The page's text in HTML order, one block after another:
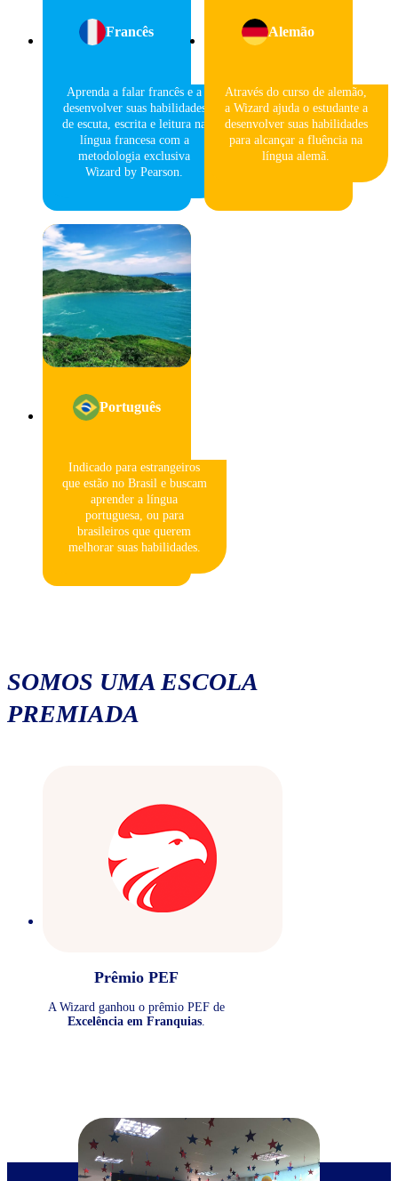
Francês
Aprenda a falar francês e a
desenvolver suas habilidades
de escuta, escrita e leitura na
língua francesa com a
metodologia exclusiva
Wizard by Pearson.
Alemão
Através do curso de alemão,
a Wizard ajuda o estudante a
desenvolver suas habilidades
para alcançar a fluência na
língua alemã.
Português
Indicado para estrangeiros
que estão no Brasil e buscam
aprender a língua
portuguesa, ou para
brasileiros que querem
melhorar suas habilidades.
SOMOS UMA ESCOLA
PREMIADA
Prêmio PEF
A Wizard ganhou o prêmio PEF de
Excelência em Franquias.